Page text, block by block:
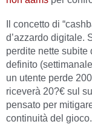
Il concetto di
d’azzardo digitale.
perdite nette subite
definito
un utente perde
riceverà 20?€ sul
pensato per
continuità del gioco.